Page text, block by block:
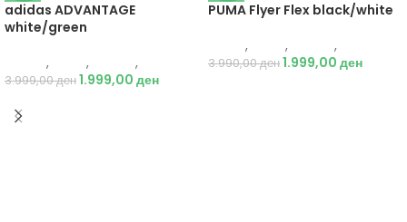
adidas ADVANTAGE
white/green
, , ,
3.999,00ден1.999,00 ден
PUMA Flyer Flex black/white
, , ,
3.990,00ден1.999,00 ден